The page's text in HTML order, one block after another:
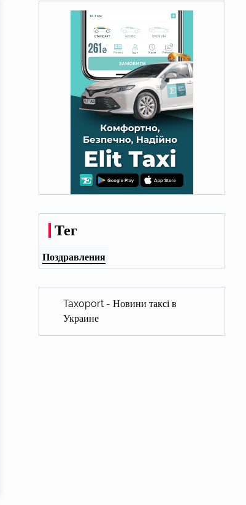
Тег
Поздравления
Taxoport - Новини таксі в
Украине